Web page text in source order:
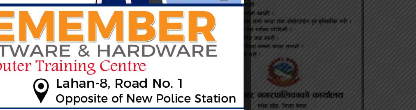
कार्यालय सिरहाले सञ्चालन गरेको
‘सप्ताहव्यापी सडक सुरक्षाअभियान’ अन्तर्गत
सोमबार रक्तदान कार्यक्रम सम्पन्न भएको छ।...
नेकपा एकीकृत समाजवादी लहान नगर कमिटीमा